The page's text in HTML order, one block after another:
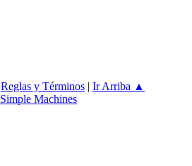
Reglas y Términos | Ir Arriba ▲
Simple Machines